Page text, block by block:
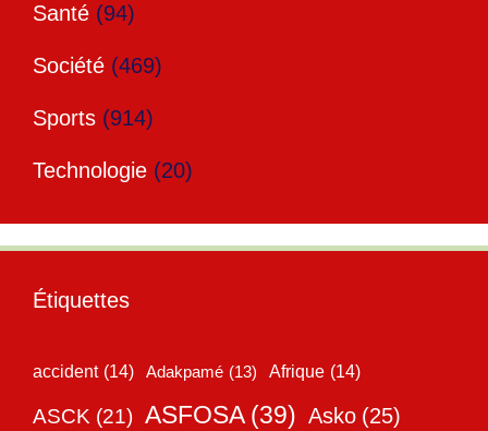
Santé (94)
Société (469)
Sports (914)
Technologie (20)
Étiquettes
accident (14) Adakpamé (13) Afrique (14)
ASCK (21) ASFOSA (39) Asko (25)